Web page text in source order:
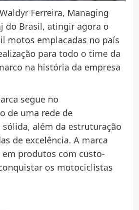
Ferreira, Managing
do Brasil, atingir agora o
motos emplacadas no país
para todo o time da
na história da empresa
segue no
de uma rede de
sólida, além da estruturação
de excelência. A marca
produtos com custo-
os motociclistas